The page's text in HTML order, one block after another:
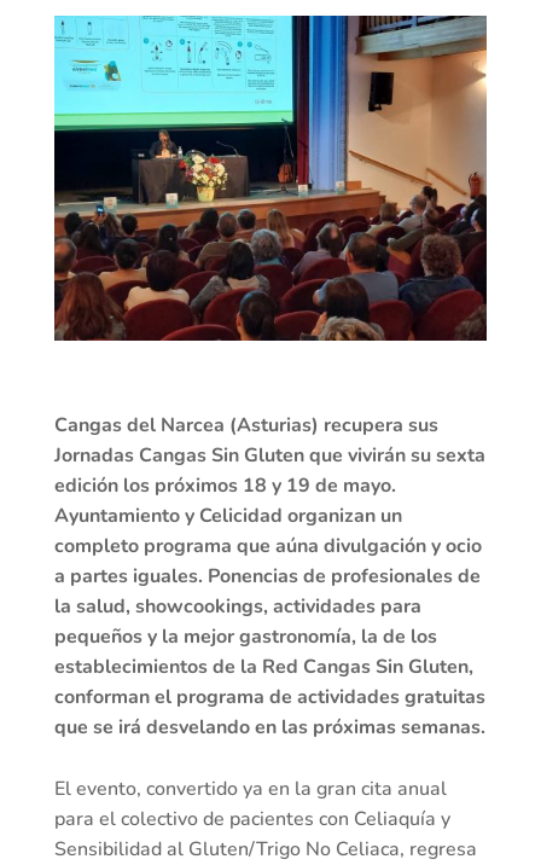
Cangas del Narcea (Asturias) recupera sus
Jornadas Cangas Sin Gluten que vivirán su sexta
edición los próximos 18 y 19 de mayo.
Ayuntamiento y Celicidad organizan un
completo programa que aúna divulgación y ocio
a partes iguales. Ponencias de profesionales de
la salud, showcookings, actividades para
pequeños y la mejor gastronomía, la de los
establecimientos de la Red Cangas Sin Gluten,
conforman el programa de actividades gratuitas
que se irá desvelando en las próximas semanas.
El evento, convertido ya en la gran cita anual
para el colectivo de pacientes con Celiaquía y
Sensibilidad al Gluten/Trigo No Celiaca, regresa